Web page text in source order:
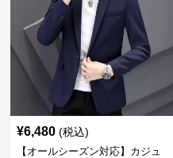
¥6,480 (税込)
【オールシーズン対応】カジュ